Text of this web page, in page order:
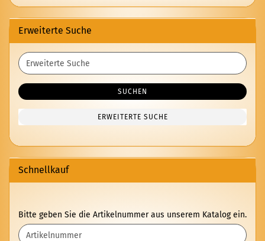
Erweiterte Suche
Erweiterte
Suche
SUCHEN
ERWEITERTE SUCHE
Schnellkauf
BITTE
GEBEN
SIE
Bitte geben Sie die Artikelnummer aus unserem Katalog ein.